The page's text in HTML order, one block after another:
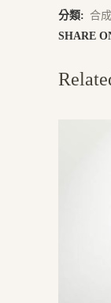
分類: 合
SHARE